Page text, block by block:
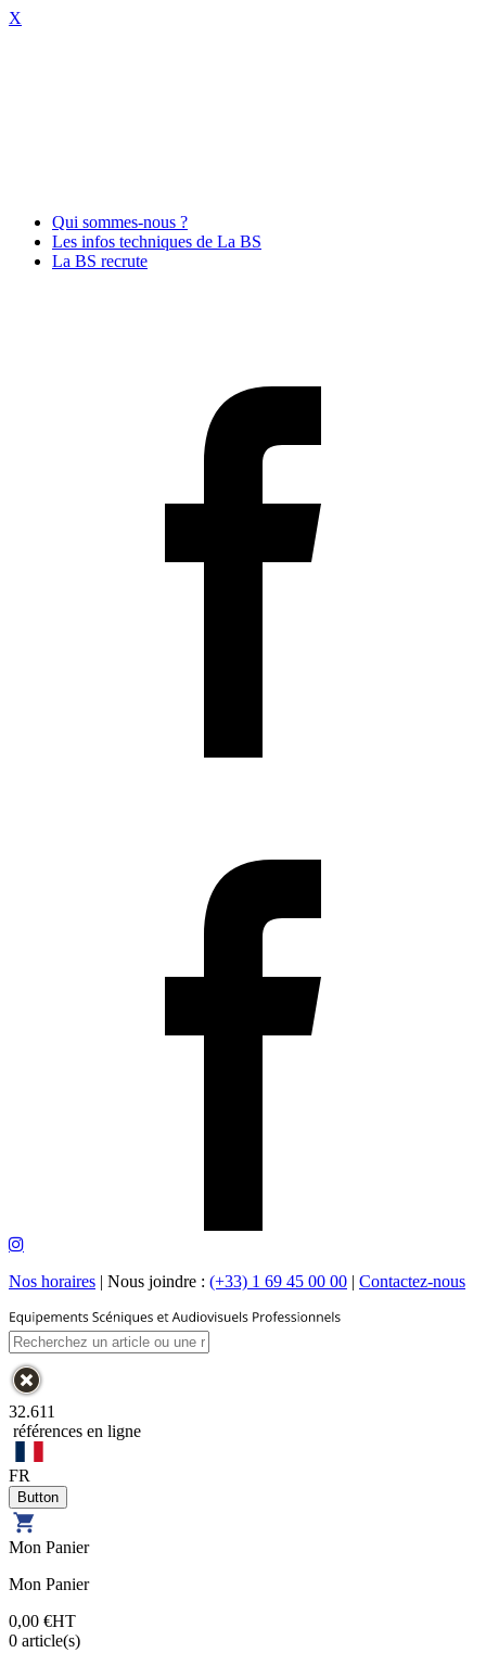
X
Qui sommes-nous ?
Les infos techniques de La BS
La BS recrute
Nos horaires | Nous joindre : (+33) 1 69 45 00 00 | Contactez-nous
32.611
références en ligne
FR
Mon Panier
Mon Panier
0,00 €HT
0 article(s)